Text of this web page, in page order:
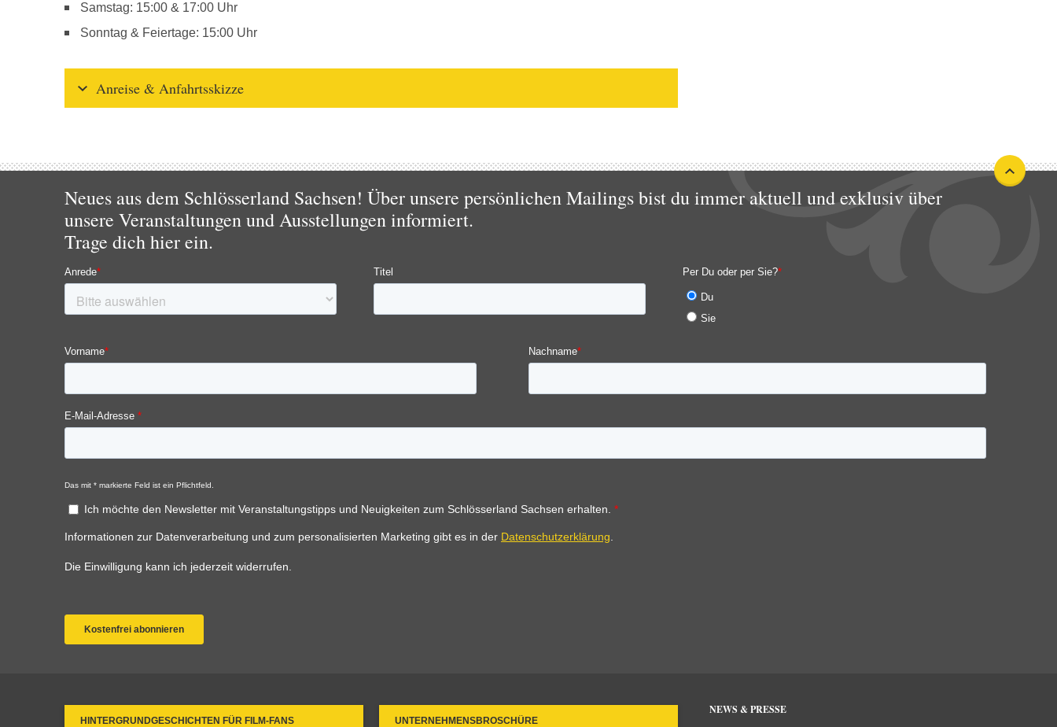
Samstag: 15:00 & 17:00 Uhr
Sonntag & Feiertage: 15:00 Uhr
Anreise & Anfahrtsskizze
Neues aus dem Schlösserland Sachsen! Über unsere persönlichen Mailings bist du immer aktuell und exklusiv über
unsere Veranstaltungen und Ausstellungen informiert.
Trage dich hier ein.
HINTERGRUNDGESCHICHTEN FÜR FILM-FANS UNTERNEHMENSBROSCHÜRE
NEWS & PRESSE